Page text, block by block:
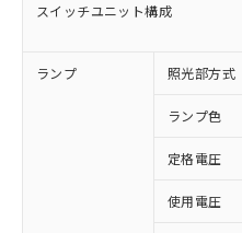
スイッチユニット構成
ランプ 照光部方式
ランプ色
定格電圧
使用電圧
※1 対応状況